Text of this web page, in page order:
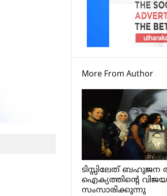
More From Author
ടിസ്സിലേത് ബഹുജന
ഐക്യത്തിന്റെ
സംസാരിക്കുന്നു